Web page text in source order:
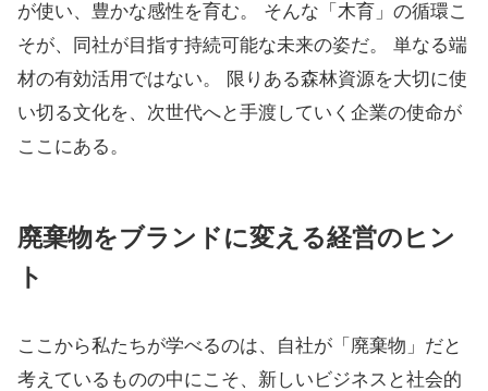
が使い、豊かな感性を育む。 そんな「木育」の循環こ
そが、同社が目指す持続可能な未来の姿だ。 単なる端
材の有効活用ではない。 限りある森林資源を大切に使
い切る文化を、次世代へと手渡していく企業の使命が
ここにある。
廃棄物をブランドに変える経営のヒン
ト
ここから私たちが学べるのは、自社が「廃棄物」だと
考えているものの中にこそ、新しいビジネスと社会的